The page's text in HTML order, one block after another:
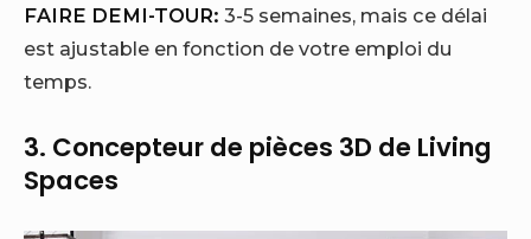
FAIRE DEMI-TOUR: 3-5 semaines, mais ce délai
est ajustable en fonction de votre emploi du
temps.
3. Concepteur de pièces 3D de Living
Spaces